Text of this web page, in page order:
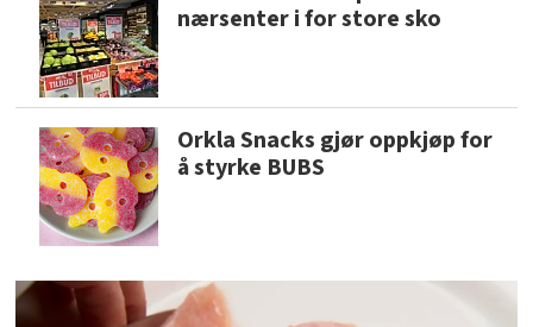
nærsenter i for store sko
Orkla Snacks gjør oppkjøp for
å styrke BUBS